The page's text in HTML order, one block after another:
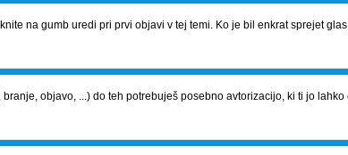
na gumb uredi pri prvi objavi v tej temi. Ko je bil enkrat sprejet
objavo, ...) do teh potrebuješ posebno avtorizacijo, ki ti jo